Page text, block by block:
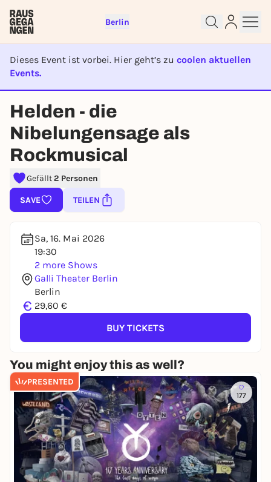
Berlin
Dieses Event ist vorbei. Hier geht’s zu coolen aktuellen
Events.
EVENT IST BEENDET
Helden - die
Nibelungensage als
Rockmusical
Gefällt2 Personen
SAVE TEILEN
Sa, 16. Mai 2026
19:30
2 more Shows
Galli Theater Berlin
Berlin
€ 29,60 €
BUY TICKETS
You might enjoy this as well?
PRESENTED
177
Sign up for free and get started
right away
To like events, follow pages, or participate in
lotteries, you need a free Rausgegangen account.
REGISTER FOR FREE NOW
You already have an account?